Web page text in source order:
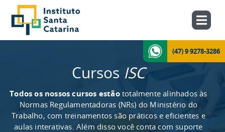
(47) 9 9278-3286
Cursos ISC
Todos os nossos cursos estãototalmente alinhados às
Normas Regulamentadoras (NRs) do Ministério do
Trabalho, com treinamentos são práticos e eficientes e
aulas interativas. Além disso você conta com suporte